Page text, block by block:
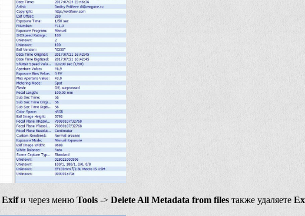
Exifи через меню Tools -> Delete All Metadata from files также удаляете